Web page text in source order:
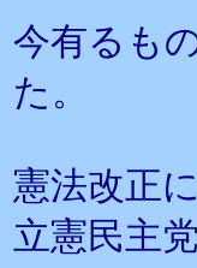
今有るも
た。
憲法改正
立憲民主党